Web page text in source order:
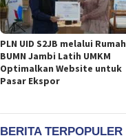
PLN UID S2JB melalui Rumah
BUMN Jambi Latih UMKM
Optimalkan Website untuk
Pasar Ekspor